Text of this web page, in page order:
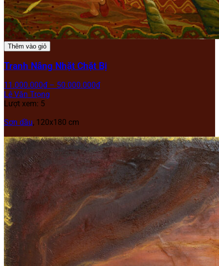
Thêm vào giỏ
Tranh Nâng Nhặt Chặt Bị
11.000.000₫ – 50.000.000₫
Lê Văn Trọng
Lượt xem: 5
Sơn dầu, 120x180 cm